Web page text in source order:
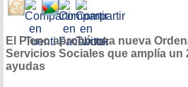
El Pleno aprobó una nueva
Servicios Sociales que amplía un
ayudas